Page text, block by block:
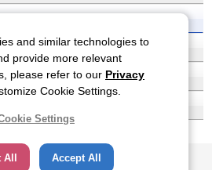
て 関連サイト
プライバシーポリシー
シャルメディアポリシー
and similar technologies to
provide more relevant
please refer to our Privacy
Cookie Settings.
Settings
Accept All